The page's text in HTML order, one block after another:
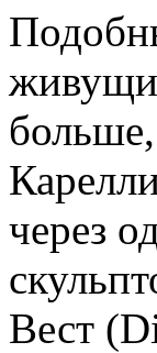
через
Вест